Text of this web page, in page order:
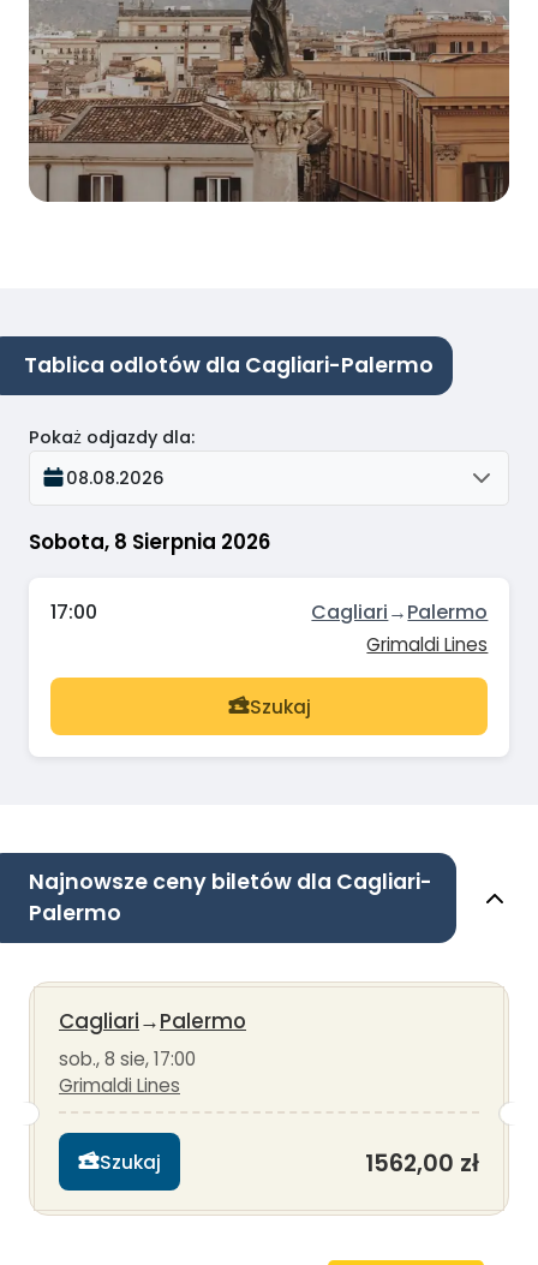
Tablica odlotów dla Cagliari-Palermo
Sobota, 8 Sierpnia 2026
Pokaż odjazdy dla:
08.08.2026
17:00 Cagliari→Palermo
Grimaldi Lines
Szukaj
Najnowsze ceny biletów dla Cagliari-
Palermo
Cagliari→Palermo
sob., 8 sie, 17:00
Grimaldi Lines
Szukaj 1562,00 zł